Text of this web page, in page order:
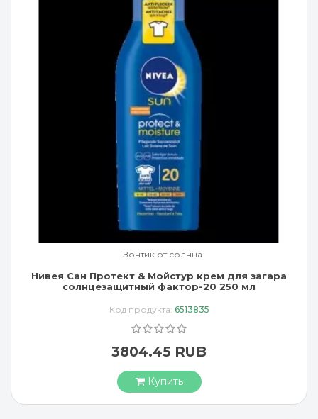
Зонтик от солнца
Нивея Сан Протект & Мойстур крем для загара
солнцезащитный фактор-20 250 мл
Код продукта: 6513835
3804.45 RUB
Купить